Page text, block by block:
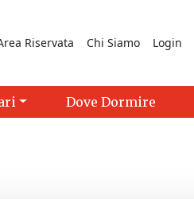
Riservata Chi Siamo Login
Dove Dormire